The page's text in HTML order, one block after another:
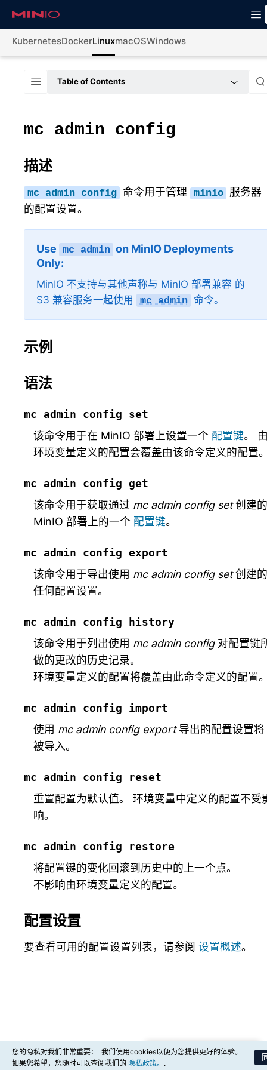
KubernetesDockerLinuxmacOSWindows
Table of Contents
mc admin config
描述
mc admin config 命令用于管理 minio 服务器
的配置设置。
Use mc admin on MinIO Deployments
Only
MinIO 不支持与其他声称与 MinIO 部署兼容 的
S3 兼容服务一起使用
mc admin 命令。
示例
语法
mc admin config set
该命令用于在 MinIO 部署上设置一个 配置键。
环境变量定义的配置会覆盖由该命令定义的配置
mc admin config get
该命令用于获取通过 mc admin config set创建的
MinIO 部署上的一个 配置键。
mc admin config export
该命令用于导出使用 mc admin config set创建的
任何配置设置。
mc admin config history
该命令用于列出使用 mc admin config对配置键
做的更改的历史记录。
环境变量定义的配置将覆盖由此命令定义的配置
mc admin config import
使用 mc admin config export导出的配置设置将
被导入。
mc admin config reset
重置配置为默认值。 环境变量中定义的配置不受
响。
mc admin config restore
将配置键的变化回滚到历史中的上一个点。
不影响由环境变量定义的配置。
配置设置
要查看可用的配置设置列表，请参阅 设置概述。
商业支持购买咨询
您的隐私对我们非常重要：
我们使用cookies以便为您提供更好的体验。
如果您希望，您随时可以查阅我们的 隐私政策。 .